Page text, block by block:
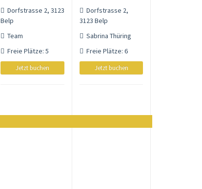
Dorfstrasse 2, 3123
Belp
Team
Freie Plätze: 5
Jetzt buchen
Dorfstrasse 2,
3123 Belp
Sabrina Thüring
Freie Plätze: 6
Jetzt buchen